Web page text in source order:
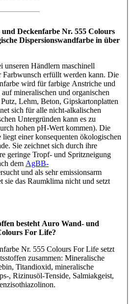
Deckenfarbe Nr. 555 Colours
Dispersionswandfarbe in über
Händlern maschinell
Farbwunsch erfüllt werden kann. Die
wird für farbige Anstriche und
mineralischen und organischen
Lehm, Beton, Gipskartonplatten
sich für alle nicht-alkalischen
Untergründen kann es zu
hohen pH-Wert kommen). Die
einer konsequenten ökologischen
Sie zeichnet sich durch ihre
geringe Tropf- und Spritzneigung
dem AgBB-
und als sehr emissionsarm
sie das Raumklima nicht und setzt
besteht Auro Wand- und
For Life?
Nr. 555 Colours For Life setzt
zusammen: Mineralische
Titandioxid, mineralische
, Rizinusöl-Tenside, Salmiakgeist,